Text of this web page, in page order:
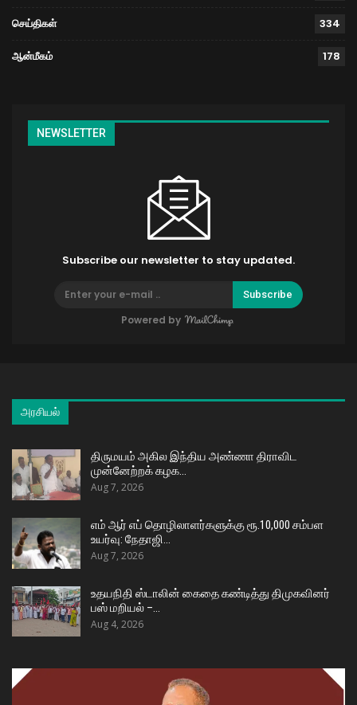
செய்திகள் 334
ஆன்மீகம் 178
NEWSLETTER
Subscribe our newsletter to stay updated.
Subscribe
Powered by
அரசியல்
திருமயம் அகில இந்திய அண்ணா திராவிட
முன்னேற்றக் கழக…
Aug 7, 2026
எம் ஆர் எப் தொழிலாளர்களுக்கு ரூ.10,000 சம்பள
உயர்வு: நேதாஜி…
Aug 7, 2026
உதயநிதி ஸ்டாலின் கைதை கண்டித்து திமுகவினர்
பஸ் மறியல் –…
Aug 4, 2026